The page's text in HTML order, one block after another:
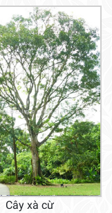
Cây xà cừ